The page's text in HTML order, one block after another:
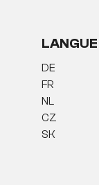
LANGUE
DE
FR
NL
CZ
SK